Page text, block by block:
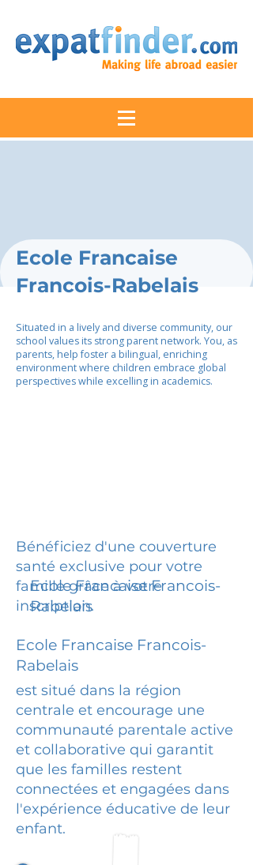
Ecole Francaise
Francois-Rabelais
Situated in a lively and diverse community, our
school values its strong parent network. You, as
parents, help foster a bilingual, enriching
environment where children embrace global
perspectives while excelling in academics.
Bénéficiez d'une couverture
santé exclusive pour votre
famille grâce à votre
inscription.
Ecole Francaise Francois-
Rabelais
Ecole Francaise Francois-
Rabelais
est situé dans la région
centrale et encourage une
communauté parentale active
et collaborative qui garantit
que les familles restent
connectées et engagées dans
l'expérience éducative de leur
enfant.